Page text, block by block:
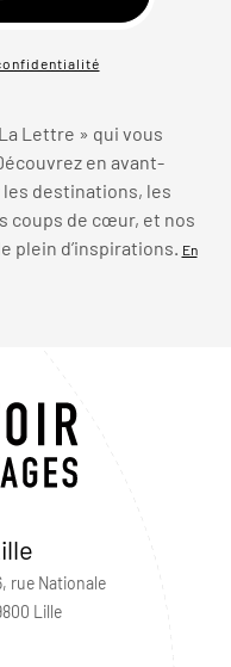
Lettre » qui vous
en avant-
destinations, les
coups de cœur, et nos
plein d’inspirations.
En
rue Nationale
Lille